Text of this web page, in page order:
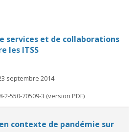
services et de collaborations
les ITSS
septembre 2014
2-550-70509-3 (version PDF)
contexte de pandémie sur